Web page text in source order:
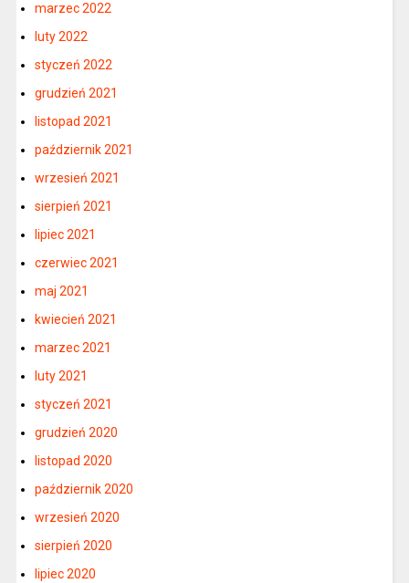
marzec 2022
luty 2022
styczeń 2022
grudzień 2021
listopad 2021
październik 2021
wrzesień 2021
sierpień 2021
lipiec 2021
czerwiec 2021
maj 2021
kwiecień 2021
marzec 2021
luty 2021
styczeń 2021
grudzień 2020
listopad 2020
październik 2020
wrzesień 2020
sierpień 2020
lipiec 2020